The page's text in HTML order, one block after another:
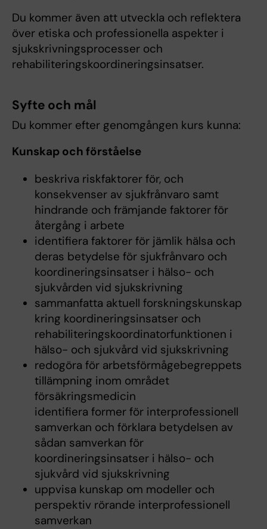
Du kommer även att utveckla och reflektera
över etiska och professionella aspekter i
sjukskrivningsprocesser och
rehabiliteringskoordineringsinsatser.
Syfte och mål
Du kommer efter genomgången kurs kunna:
Kunskap och förståelse
beskriva riskfaktorer för, och
konsekvenser av sjukfrånvaro samt
hindrande och främjande faktorer för
återgång i arbete
identifiera faktorer för jämlik hälsa och
deras betydelse för sjukfrånvaro och
koordineringsinsatser i hälso- och
sjukvården vid sjukskrivning
sammanfatta aktuell forskningskunskap
kring koordineringsinsatser och
rehabiliteringskoordinatorfunktionen i
hälso- och sjukvård vid sjukskrivning
redogöra för arbetsförmågebegreppets
tillämpning inom området
försäkringsmedicin
identifiera former för interprofessionell
samverkan och förklara betydelsen av
sådan samverkan för
koordineringsinsatser i hälso- och
sjukvård vid sjukskrivning
uppvisa kunskap om modeller och
perspektiv rörande interprofessionell
samverkan